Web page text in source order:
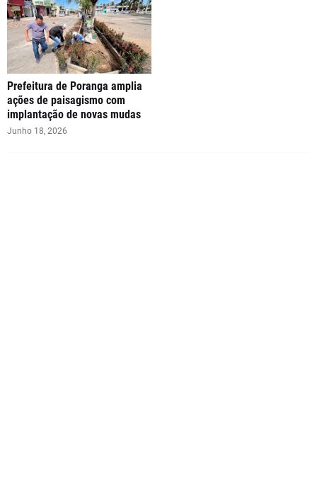
Prefeitura de Poranga amplia
ações de paisagismo com
implantação de novas mudas
Junho 18, 2026